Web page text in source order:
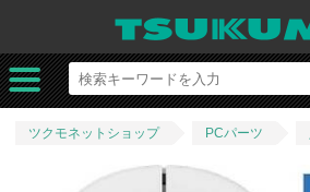
ツクモネットショップ PCパーツ